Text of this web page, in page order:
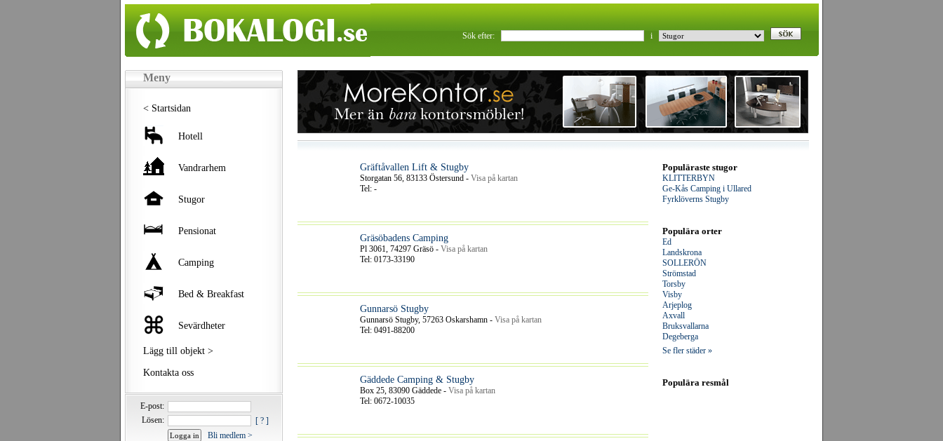
Sök efter: i
Meny
< Startsidan
Hotell
Vandrarhem
Stugor
Pensionat
Camping
Bed & Breakfast
Sevärdheter
Lägg till objekt >
Kontakta oss
E-post:
Lösen:
[ ? ]
Bli medlem >
Gräftåvallen Lift & Stugby
Storgatan 56, 83133 Östersund - Visa på kartan
Tel: -
Gräsöbadens Camping
Pl 3061, 74297 Gräsö - Visa på kartan
Tel: 0173-33190
Gunnarsö Stugby
Gunnarsö Stugby, 57263 Oskarshamn - Visa på kartan
Tel: 0491-88200
Gäddede Camping & Stugby
Box 25, 83090 Gäddede - Visa på kartan
Tel: 0672-10035
Populäraste stugor
KLITTERBYN
Ge-Kås Camping i Ullared
Fyrklöverns Stugby
Populära orter
Ed
Landskrona
SOLLERÖN
Strömstad
Torsby
Visby
Arjeplog
Axvall
Bruksvallarna
Degeberga
Se fler städer »
Populära resmål